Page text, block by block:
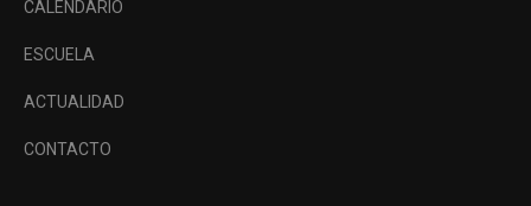
CALENDARIO
ESCUELA
ACTUALIDAD
CONTACTO